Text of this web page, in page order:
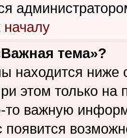
началу
тема»?
находится ниже
этом только на
то важную
появится